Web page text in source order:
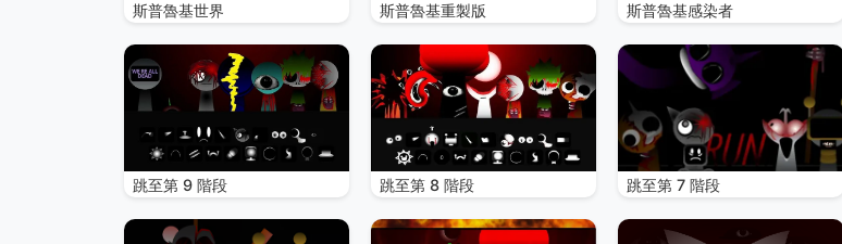
斯普魯基世界 斯普魯基重製版 斯普魯基感染者
跳至第 9 階段 跳至第 8 階段 跳至第 7 階段